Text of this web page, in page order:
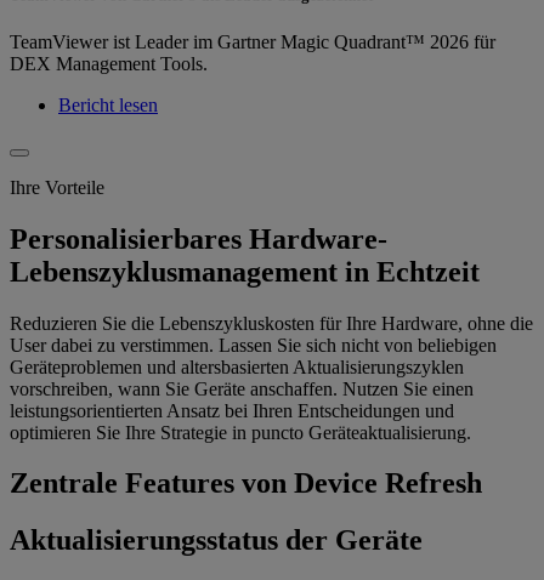
TeamViewer ist Leader im Gartner Magic Quadrant™ 2026 für
DEX Management Tools.
Bericht lesen
Ihre Vorteile
Personalisierbares Hardware-
Lebenszyklusmanagement in Echtzeit
Reduzieren Sie die Lebenszykluskosten für Ihre Hardware, ohne die
User dabei zu verstimmen. Lassen Sie sich nicht von beliebigen
Geräteproblemen und altersbasierten Aktualisierungszyklen
vorschreiben, wann Sie Geräte anschaffen. Nutzen Sie einen
leistungsorientierten Ansatz bei Ihren Entscheidungen und
optimieren Sie Ihre Strategie in puncto Geräteaktualisierung.
Zentrale Features von Device Refresh
Aktualisierungsstatus der Geräte